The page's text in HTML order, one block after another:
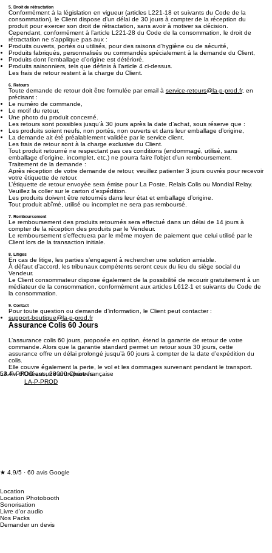
5. Droit de rétractation
Conformément à la législation en vigueur (articles L221-18 et suivants du Code de la
consommation), le Client dispose d’un délai de 30 jours à compter de la réception du
produit pour exercer son droit de rétractation, sans avoir à motiver sa décision.
Cependant, conformément à l’article L221-28 du Code de la consommation, le droit de
rétractation ne s’applique pas aux :
Produits ouverts, portés ou utilisés, pour des raisons d’hygiène ou de sécurité,
Produits fabriqués, personnalisés ou commandés spécialement à la demande du Client,
Produits dont l’emballage d’origine est détérioré,
Produits saisonniers, tels que définis à l’article 4 ci-dessus.
Les frais de retour restent à la charge du Client.
6. Retours
Toute demande de retour doit être formulée par email à service-retours@la-p-prod.fr, en
précisant :
Le numéro de commande,
Le motif du retour,
Une photo du produit concerné.
Les retours sont possibles jusqu’à 30 jours après la date d’achat, sous réserve que :
Les produits soient neufs, non portés, non ouverts et dans leur emballage d’origine,
La demande ait été préalablement validée par le service client.
Les frais de retour sont à la charge exclusive du Client.
Tout produit retourné ne respectant pas ces conditions (endommagé, utilisé, sans
emballage d’origine, incomplet, etc.) ne pourra faire l’objet d’un remboursement.
Traitement de la demande :
Après réception de votre demande de retour, veuillez patienter 3 jours ouvrés pour recevoir
votre étiquette de retour.
L’étiquette de retour envoyée sera émise pour La Poste, Relais Colis ou Mondial Relay.
Veuillez la coller sur le carton d’expédition.
Les produits doivent être retournés dans leur état et emballage d’origine.
Tout produit abîmé, utilisé ou incomplet ne sera pas remboursé.
7. Remboursement
Le remboursement des produits retournés sera effectué dans un délai de 14 jours à
compter de la réception des produits par le Vendeur.
Le remboursement s’effectuera par le même moyen de paiement que celui utilisé par le
Client lors de la transaction initiale.
8. Litiges
En cas de litige, les parties s’engagent à rechercher une solution amiable.
À défaut d’accord, les tribunaux compétents seront ceux du lieu du siège social du
Vendeur.
Le Client consommateur dispose également de la possibilité de recourir gratuitement à un
médiateur de la consommation, conformément aux articles L612-1 et suivants du Code de
la consommation.
9. Contact
Pour toute question ou demande d’information, le Client peut contacter :
support-boutique@la-p-prod.fr
Assurance Colis 60 Jours
L’assurance colis 60 jours, proposée en option, étend la garantie de retour de votre
commande. Alors que la garantie standard permet un retour sous 30 jours, cette
assurance offre un délai prolongé jusqu’à 60 jours à compter de la date d’expédition du
colis.
Elle couvre également la perte, le vol et les dommages survenant pendant le transport.
LA-P-PROD
53 Av. d'Orléans, 28000 Chartres
LA-P-PROD est une entreprise française
★ 4,9/5 · 60 avis Google
Location
Location Photobooth
Sonorisation
Livre d'or audio
Nos Packs
Demander un devis